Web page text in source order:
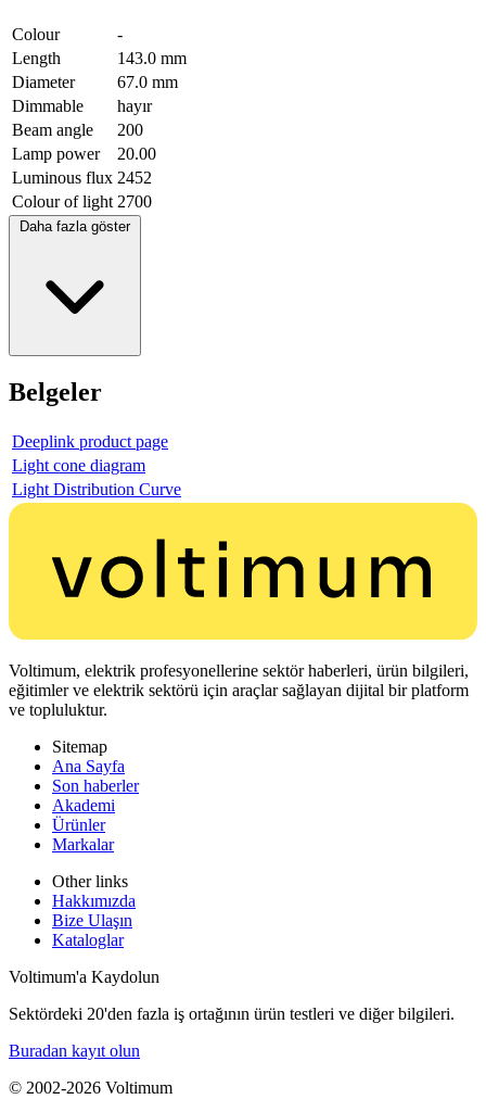
Colour
-
Length
143.0 mm
Diameter
67.0 mm
Dimmable
hayır
Beam angle
200
Lamp power
20.00
Luminous flux 2452
Colour of light 2700
Daha fazla göster
Belgeler
Deeplink product page
Light cone diagram
Light Distribution Curve
Voltimum, elektrik profesyonellerine sektör haberleri, ürün bilgileri,
eğitimler ve elektrik sektörü için araçlar sağlayan dijital bir platform
ve topluluktur.
Sitemap
Ana Sayfa
Son haberler
Akademi
Ürünler
Markalar
Other links
Hakkımızda
Bize Ulaşın
Kataloglar
Voltimum'a Kaydolun
Sektördeki 20'den fazla iş ortağının ürün testleri ve diğer bilgileri.
Buradan kayıt olun
© 2002-2026 Voltimum